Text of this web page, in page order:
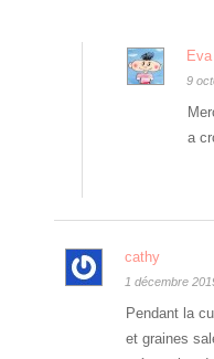
Eva
9
a
cathy
1 décembre
Pendant la
et graines